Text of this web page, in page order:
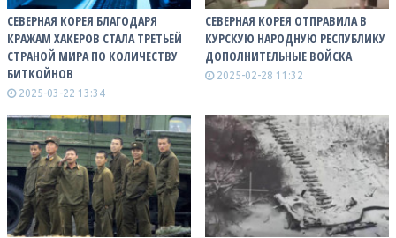
СЕВЕРНАЯ КОРЕЯ БЛАГОДАРЯ
КРАЖАМ ХАКЕРОВ СТАЛА ТРЕТЬЕЙ
СТРАНОЙ МИРА ПО КОЛИЧЕСТВУ
БИТКОЙНОВ
2025-03-22 13:34
СЕВЕРНАЯ КОРЕЯ ОТПРАВИЛА В
КУРСКУЮ НАРОДНУЮ РЕСПУБЛИКУ
ДОПОЛНИТЕЛЬНЫЕ ВОЙСКА
2025-02-28 11:32